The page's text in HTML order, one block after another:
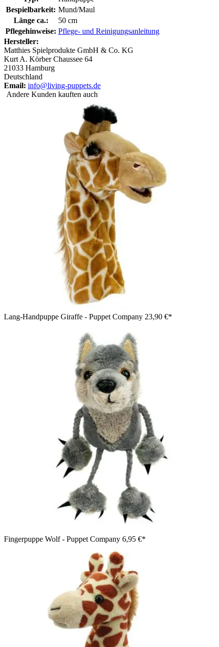
Bespielbarkeit: Mund/Maul
Länge ca.:
50 cm
Pflegehinweise: Pflege- und Reinigungsanleitung
Hersteller:
Matthies Spielprodukte GmbH & Co. KG
Kurt A. Körber Chaussee 64
21033 Hamburg
Deutschland
Email: info@living-puppets.de
Andere Kunden kauften auch
Lang-Handpuppe Giraffe - Puppet Company 23,90 €*
Fingerpuppe Wolf - Puppet Company 6,95 €*